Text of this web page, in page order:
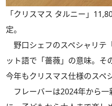
「クリスマス タルニー」
定。
野口シェフのスペシャリテ
ット語で「薔薇」の意味。そ
今年もクリスマス仕様のスペ
フレーバーは2024年から一